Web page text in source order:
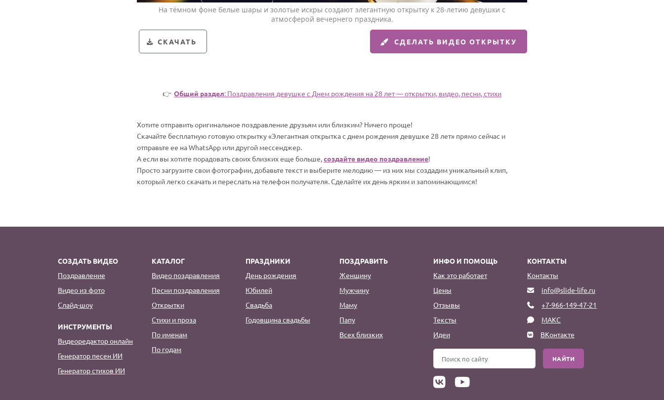
На тёмном фоне белые шары и золотые искры создают элегантную открытку к 28-летию девушки с
атмосферой вечернего праздника.
СКАЧАТЬ СДЕЛАТЬ ВИДЕО ОТКРЫТКУ
👉 Общий раздел: Поздравления девушке c Днем рождения на 28 лет — открытки, видео, песни, стихи
Хотите отправить оригинальное поздравление друзьям или близким? Ничего проще!
Скачайте бесплатную готовую открытку «Элегантная открытка с днем рождения девушке 28 лет» прямо сейчас и
отправьте ее на WhatsApp или другой мессенджер.
А если вы хотите порадовать своих близких еще больше,создайте видео поздравление!
Просто загрузите свои фотографии, добавьте текст и выберите мелодию — из них мы создадим уникальный клип,
который легко скачать и переслать на телефон получателя. Сделайте их день ярким и запоминающимся!
СОЗДАТЬ ВИДЕО
Поздравление
Видео из фото
Слайд-шоу
ИНСТРУМЕНТЫ
Видеоредактор онлайн
Генератор песен ИИ
Генератор стихов ИИ
КАТАЛОГ
Видео поздравления
Песни поздравления
Открытки
Стихи и проза
По именам
По годам
ПРАЗДНИКИ
День рождения
Юбилей
Свадьба
Годовщина свадьбы
ПОЗДРАВИТЬ
Женщину
Мужчину
Маму
Папу
Всех близких
ИНФО И ПОМОЩЬ
Как это работает
Цены
Отзывы
Тексты
Идеи
КОНТАКТЫ
Контакты
info@slide-life.ru
+7-966-149-47-21
МАКС
ВКонтакте
НАЙТИ